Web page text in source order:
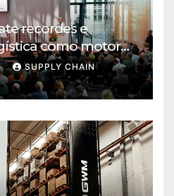
recordes e
como motor
de incerteza
SUPPLY CHAIN